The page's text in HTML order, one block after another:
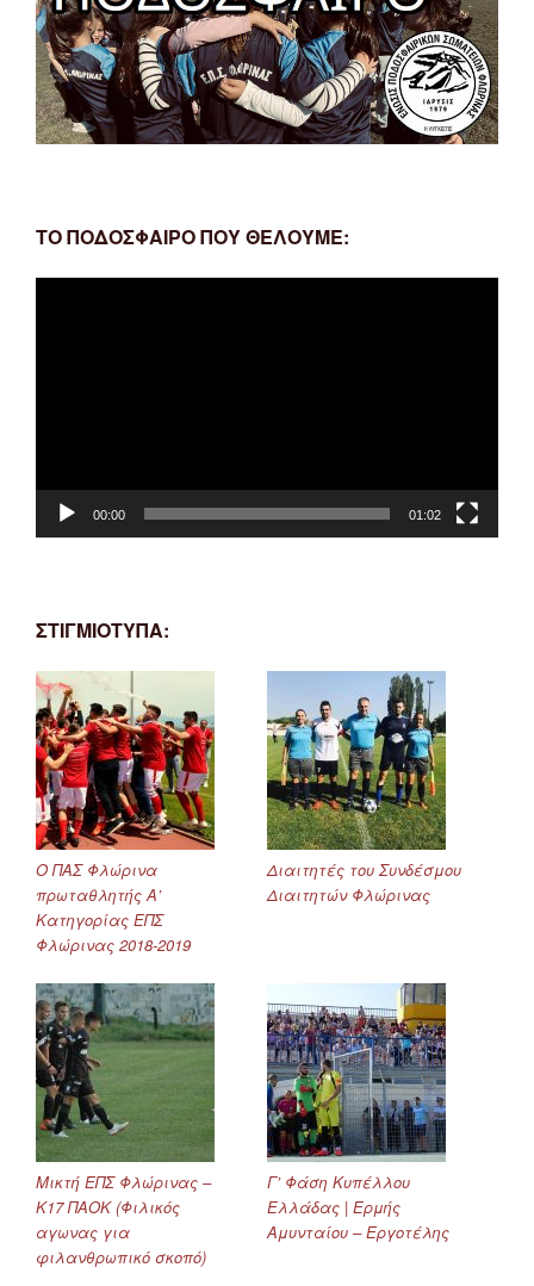
ΤΟ ΠΟΔΟΣΦΑΙΡΟ ΠΟΥ ΘΕΛΟΥΜΕ:
00:00 01:02
ΣΤΙΓΜΙΟΤΥΠΑ:
Ο ΠΑΣ Φλώρινα
πρωταθλητής Α’
Κατηγορίας ΕΠΣ
Φλώρινας 2018-2019
Διαιτητές του Συνδέσμου
Διαιτητών Φλώρινας
Μικτή ΕΠΣ Φλώρινας –
Κ17 ΠΑΟΚ (Φιλικός
αγωνας για
φιλανθρωπικό σκοπό)
Γ’ Φάση Κυπέλλου
Ελλάδας | Ερμής
Αμυνταίου – Εργοτέλης